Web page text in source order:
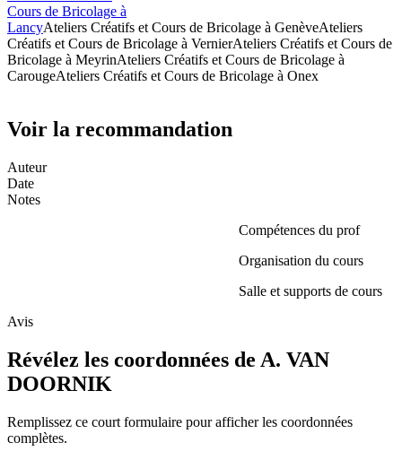
Cours de Bricolage à
LancyAteliers Créatifs et Cours de Bricolage à GenèveAteliers
Créatifs et Cours de Bricolage à VernierAteliers Créatifs et Cours de
Bricolage à MeyrinAteliers Créatifs et Cours de Bricolage à
CarougeAteliers Créatifs et Cours de Bricolage à Onex
Voir la recommandation
Auteur
Date
Notes
Compétences du prof
Organisation du cours
Salle et supports de cours
Avis
Révélez les coordonnées de A. VAN
DOORNIK
Remplissez ce court formulaire pour afficher les coordonnées
complètes.